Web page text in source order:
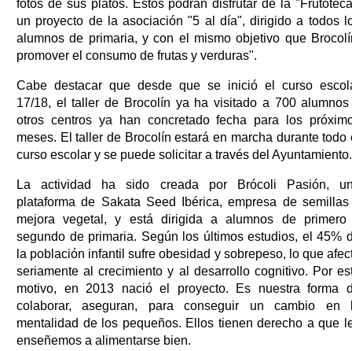
fotos de sus platos. Estos podrán disfrutar de la
un proyecto de la asociación "5 al día", dirigido a todos
alumnos de primaria, y con el mismo objetivo que
promover el consumo de frutas y verduras".
Cabe destacar que desde que se inició el curso
17/18, el taller de Brocolín ya ha visitado a 700
otros centros ya han concretado fecha para los
meses. El taller de Brocolín estará en marcha durante todo
curso escolar y se puede solicitar a través del Ayuntamiento.
La actividad ha sido creada por Brócoli Pasión,
plataforma de Sakata Seed Ibérica, empresa de
mejora vegetal, y está dirigida a alumnos de primero
segundo de primaria. Según los últimos estudios, el 45%
la población infantil sufre obesidad y sobrepeso, lo que
seriamente al crecimiento y al desarrollo cognitivo. Por
motivo, en 2013 nació el proyecto. Es nuestra forma
colaborar, aseguran, para conseguir un cambio en
mentalidad de los pequeños. Ellos tienen derecho a que
enseñemos a alimentarse bien.